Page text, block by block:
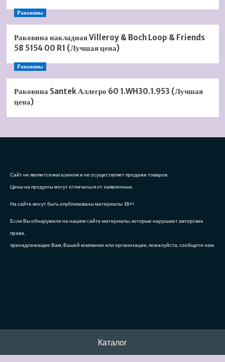
Раковины
Раковина накладная Villeroy & Boch Loop & Friends
58 5154 00 R1 (Лучшая цена)
Раковины
Раковина Santek Аллегро 60 1.WH30.1.953 (Лучшая
цена)
Сайт не является магазином и не осуществляет продажи товаров.
Цены на продукты могут отличаться от заявленных.
На сайте могут быть опубликованы материалы 18+!
Если Вы обнаружили на нашем сайте материалы, которые нарушают авторские
права,
принадлежащие Вам, Вашей компании или организации, пожалуйста, сообщите нам.
Каталог